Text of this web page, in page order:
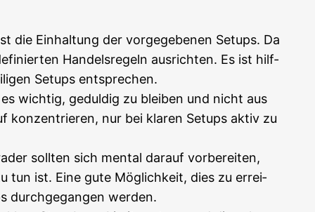
die Ein­hal­tung der vor­ge­ge­be­nen Set­ups. Da
Han­dels­re­geln aus­rich­ten. Es ist hilf­
Set­ups entsprechen.
wich­tig, gedul­dig zu blei­ben und nicht aus
kon­zen­trie­ren, nur bei kla­ren Set­ups aktiv zu
soll­ten sich men­tal dar­auf vor­be­rei­ten,
tun ist. Eine gute Mög­lich­keit, dies zu errei­
durch­ge­gan­gen werden.